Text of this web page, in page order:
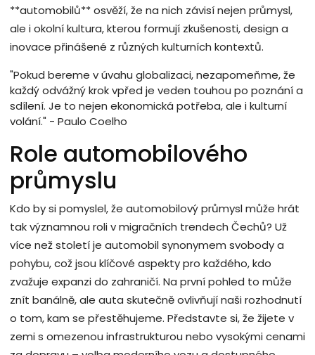
**automobilů** osvěží, že na nich závisí nejen průmysl,
ale i okolní kultura, kterou formují zkušenosti, design a
inovace přinášené z různých kulturních kontextů.
"Pokud bereme v úvahu globalizaci, nezapomeňme, že
každý odvážný krok vpřed je veden touhou po poznání a
sdílení. Je to nejen ekonomická potřeba, ale i kulturní
volání." - Paulo Coelho
Role automobilového
průmyslu
Kdo by si pomyslel, že automobilový průmysl může hrát
tak významnou roli v migračních trendech Čechů? Už
více než století je automobil synonymem svobody a
pohybu, což jsou klíčové aspekty pro každého, kdo
zvažuje expanzi do zahraničí. Na první pohled to může
znít banálně, ale auta skutečně ovlivňují naši rozhodnutí
o tom, kam se přestěhujeme. Představte si, že žijete v
zemi s omezenou infrastrukturou nebo vysokými cenami